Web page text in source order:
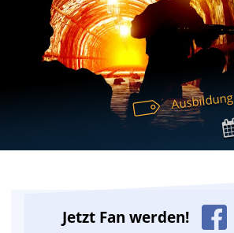
Ausbildung
Jetzt Fan werden!